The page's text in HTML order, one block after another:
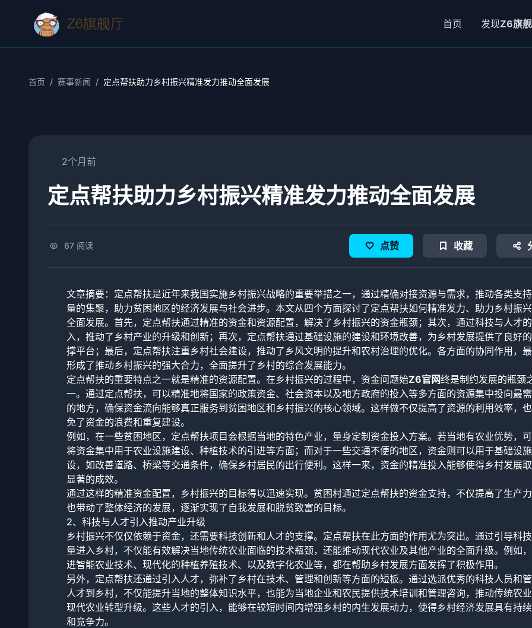
首页 发现Z6旗
首页 / 赛事新闻 / 定点帮扶助力乡村振兴精准发力推动全面发展
2个月前
定点帮扶助力乡村振兴精准发力推动全面发展
67 阅读 点赞 收藏
文章摘要：定点帮扶是近年来我国实施乡村振兴战略的重要举措之一，通过精确对接资源与需求，推动各类支
量的集聚，助力贫困地区的经济发展与社会进步。本文从四个方面探讨了定点帮扶如何精准发力、助力乡村振
全面发展。首先，定点帮扶通过精准的资金和资源配置，解决了乡村振兴的资金瓶颈；其次，通过科技与人才
入，推动了乡村产业的升级和创新；再次，定点帮扶通过基础设施的建设和环境改善，为乡村发展提供了良好
撑平台；最后，定点帮扶注重乡村社会建设，推动了乡风文明的提升和农村治理的优化。各方面的协同作用，
形成了推动乡村振兴的强大合力，全面提升了乡村的综合发展能力。
定点帮扶的重要特点之一就是精准的资源配置。在乡村振兴的过程中，资金问题始Z6官网终是制约发展的瓶颈
一。通过定点帮扶，可以精准地将国家的政策资金、社会资本以及地方政府的投入等多方面的资源集中投向最
的地方，确保资金流向能够真正服务到贫困地区和乡村振兴的核心领域。这样做不仅提高了资源的利用效率，
免了资金的浪费和重复建设。
例如，在一些贫困地区，定点帮扶项目会根据当地的特色产业，量身定制资金投入方案。若当地有农业优势，
将资金集中用于农业设施建设、种植技术的引进等方面；而对于一些交通不便的地区，资金则可以用于基础设
设，如改善道路、桥梁等交通条件，确保乡村居民的出行便利。这样一来，资金的精准投入能够使得乡村发展
显著的成效。
通过这样的精准资金配置，乡村振兴的目标得以迅速实现。贫困村通过定点帮扶的资金支持，不仅提高了生产
也带动了整体经济的发展，逐渐实现了自我发展和脱贫致富的目标。
2、科技与人才引入推动产业升级
乡村振兴不仅仅依赖于资金，还需要科技创新和人才的支撑。定点帮扶在此方面的作用尤为突出。通过引导科
量进入乡村，不仅能有效解决当地传统农业面临的技术瓶颈，还能推动现代农业及其他产业的全面升级。例如
进智能农业技术、现代化的种植养殖技术、以及数字化农业等，都在帮助乡村发展方面发挥了积极作用。
另外，定点帮扶还通过引入人才，弥补了乡村在技术、管理和创新等方面的短板。通过选派优秀的科技人员和
人才到乡村，不仅能提升当地的整体知识水平，也能为当地企业和农民提供技术培训和管理咨询，推动传统农
现代农业转型升级。这些人才的引入，能够在较短时间内增强乡村的内生发展动力，使得乡村经济发展具有持
和竞争力。